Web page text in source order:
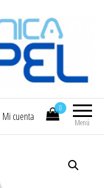
COMPEL
Menú
0
Mi cuenta